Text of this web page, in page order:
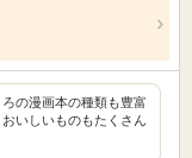
の漫画本の種類も豊富
いしいものもたくさん